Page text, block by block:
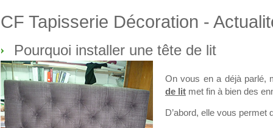
CF Tapisserie Décoration -
Pourquoi installer une tête de lit
On vous en a déjà parlé,
de lit met fin à bien des
D’abord, elle vous permet